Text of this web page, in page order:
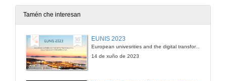
21 de abr. de 2022
Tamén che interesan
EUNIS 2023
European univesrities and the digital transformation: challenges and opportunities ahead
14 de xuño de 2023